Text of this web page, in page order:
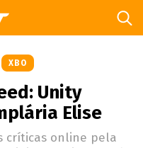
XBO
Unity
Elise
críticas online pela